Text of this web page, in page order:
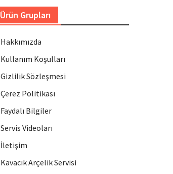
Ürün Grupları
Hakkımızda
Kullanım Koşulları
Gizlilik Sözleşmesi
Çerez Politikası
Faydalı Bilgiler
Servis Videoları
İletişim
Kavacık Arçelik Servisi